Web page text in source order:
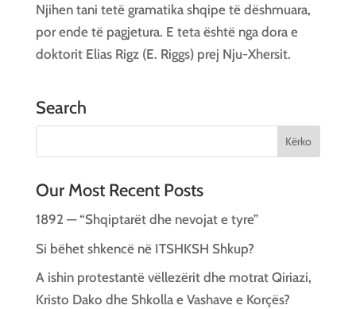
Njihen tani tetë gramatika shqipe të dëshmuara,
por ende të pagjetura. E teta është nga dora e
doktorit Elias Rigz (E. Riggs) prej Nju-Xhersit.
Search
Our Most Recent Posts
1892 — “Shqiptarët dhe nevojat e tyre”
Si bëhet shkencë në ITSHKSH Shkup?
A ishin protestantë vëllezërit dhe motrat Qiriazi,
Kristo Dako dhe Shkolla e Vashave e Korçës?